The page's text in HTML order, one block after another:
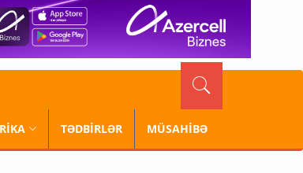
TƏDBİRLƏR MÜSAHİBƏ